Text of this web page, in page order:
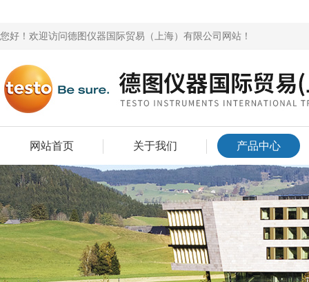
您好！欢迎访问德图仪器国际贸易（上海）有限公司网站！
网站首页 关于我们 产品中心